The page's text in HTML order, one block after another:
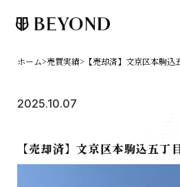
ホーム>売買実績> 【売却済】文京区本駒込
2025.10.07
【売却済】文京区本駒込五丁